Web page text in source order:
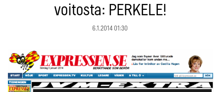
voitosta: PERKELE!
6.1.2014 01:30